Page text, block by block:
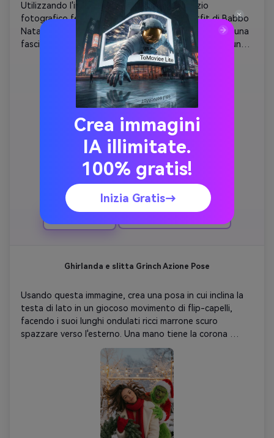
Utilizzando l'immagine fornita, crea un servizio
fotografico festivo con una donna in un outfit di Babbo
Natale rosso con finiture bianche, una cintura nera e una
fascia abbinata, che colpisce una posa giocosa con una
gamba sollevata. Ha lunghi capelli biondi e un sorriso
luminoso. Accanto a lei c'è una persona in un completo
costume di Grinch, completo di pelliccia verde, una
maschera di Grinch e un vestito rosso di Babbo Natale
con finiture bianche e una cintura nera. Si stanno
abbracciando, con il braccio del Grinch intorno alla spalla
della donna e il suo braccio intorno alla sua vita. Sono
posizionati davanti ad un albero di Natale decorato con
ornamenti rossi e argenti, e una varietà di regali di Natale
avvolti nei colori rosso, verde e bianco sono impilati
attorno alla base dell'albero. Una piccola figura di
pupazzo di neve è visibile tra i regali. Sullo sfondo, a
sinistra, è appeso un cartello bianco con bordo rosso che
recita "'Tis the Season" in lettere festive. L'ambiente
Ghirlanda e slitta Grinch Azione Pose
Usando questa immagine, crea una posa in cui inclina la
testa di lato in un giocoso movimento di flip-capelli,
facendo i suoi lunghi ondulati ricci marrone scuro
spazzare verso l'esterno. Una mano tiene la corona
mentre l'altra appoggia leggermente sulla slitta. Il Grinch
spinge con eccitazione esagerata. Le calde luci delle
feste brillano dietro di loro. Non cambiare le
caratteristiche del viso.
Crea immagini
IA illimitate.
100% gratis!
Inizia Gratis→